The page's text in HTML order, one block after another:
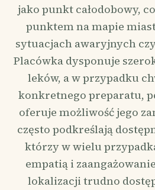
jako punkt całodobowy,
punktem na mapie
sytuacjach awaryjnych
Placówka dysponuje
leków, a w przypadku
konkretnego preparatu,
oferuje możliwość jego
często podkreślają
którzy w wielu
empatią i
lokalizacji trudno